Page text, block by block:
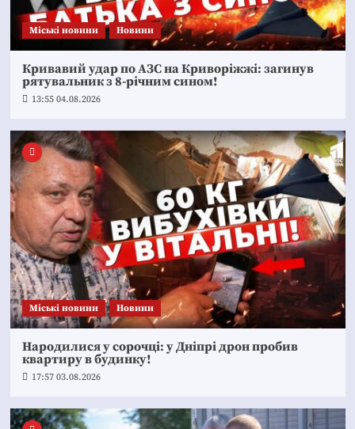
Mіські новини Новини
Кривавий удар по АЗС на Криворіжжі: загинув
рятувальник з 8-річним сином!
13:55 04.08.2026
Mіські новини Новини
Народилися у сорочці: у Дніпрі дрон пробив
квартиру в будинку!
17:57 03.08.2026